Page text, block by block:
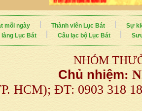
mỗi ngày Thành viên Lục Bát
Sự
làng Lục Bát Câu lạc bộ Lục Bát
NHÓM
Chủ nhiệm:
HCM); ĐT: 0903 318